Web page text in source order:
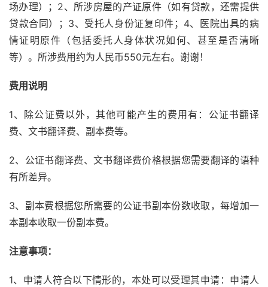
场办理）；2、所涉房屋的产证原件（如有贷款，还需提供
贷款合同）；3、受托人身份证复印件；4、医院出具的病
情证明原件（包括委托人身体状况如何、甚至是否清晰
等）。所涉费用约为人民币550元左右。谢谢！
费用说明
1、除公证费以外，其他可能产生的费用有：公证书翻译
费、文书翻译费、副本费等。
2、公证书翻译费、文书翻译费价格根据您需要翻译的语种
有所差异。
3、副本费根据您所需要的公证书副本份数收取，每增加一
本副本收取一份副本费。
注意事项：
1、申请人符合以下情形的，本处可以受理其申请：申请人